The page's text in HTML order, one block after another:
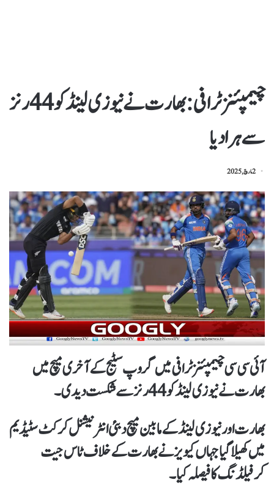
چیمپئنز ٹرافی: بھارت نےنیوزی لینڈکو 44 رنز
سےہرادیا
2 مارچ, 2025
آئی سی سی چیمپئنز ٹرافی میں گروپ سٹیج کےآخری میچ میں
بھارت نےنیوزی لینڈ کو 44 رنز سے شکست دیدی۔
بھارت اور نیوزی لینڈ کےمابین میچ دبئی انٹر نیشنل کرکٹ سٹیڈیم
میں کھیلا گیا جہاں کیویز نے بھارت کےخلاف ٹاس جیت
کرفیلڈنگ کا فیصلہ کیا۔